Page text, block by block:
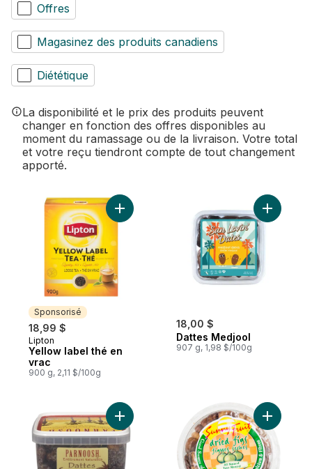
Offres
Magasinez des produits canadiens
Diététique
La disponibilité et le prix des produits peuvent
changer en fonction des offres disponibles au
moment du ramassage ou de la livraison. Votre total
et votre reçu tiendront compte de tout changement
apporté.
Sponsorisé
18,99 $
Sponsorisé
Lipton
Yellow label thé en
vrac
900 g, 2,11 $/100g
Ajouter Yellow label thé en vrac au panier
18,00 $
Dattes Medjool
907 g, 1,98 $/100g
Ajouter
Ajouter Dattes dénoyautées issues de
Ajouter